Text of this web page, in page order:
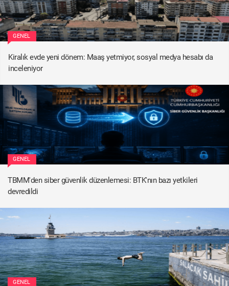
GENEL
Kiralık evde yeni dönem: Maaş yetmiyor, sosyal medya hesabı da
inceleniyor
GENEL
TBMM'den siber güvenlik düzenlemesi: BTK'nın bazı yetkileri
devredildi
GENEL